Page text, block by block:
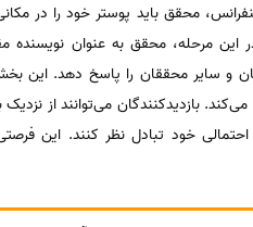
محقق باید پوستر خود را در
مرحله، محقق به عنوان نویسنده
و سایر محققان را پاسخ دهد. این
بازدیدکنندگان می‌توانند از
خود تبادل نظر کنند. این